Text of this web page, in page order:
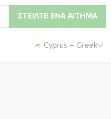
ΣΤΕΊΛΤΕ ΈΝΑ ΑΊΤΗΜΑ
Cyprus – Greek